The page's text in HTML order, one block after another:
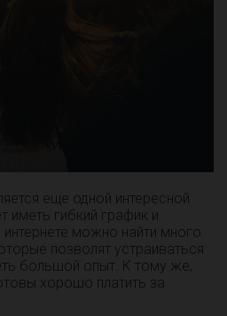
еще одной интересной
иметь гибкий график и
можно найти много
позволят устраиваться
большой опыт. К тому же,
хорошо платить за